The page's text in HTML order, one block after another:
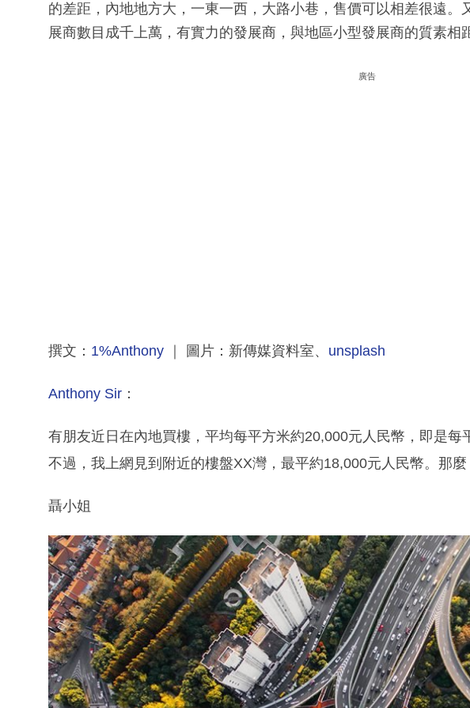
的差距，內地地方大，一東一西，大路小巷，售價可以相差很遠。
展商數目成千上萬，有實力的發展商，與地區小型發展商的質素相
廣告
撰文： 1%Anthony ｜ 圖片：新傳媒資料室、 unsplash
Anthony Sir ：
有朋友近日在內地買樓，平均每平方米約20,000元人民幣，即是每
不過，我上網見到附近的樓盤XX灣，最平約18,000元人民幣。那
聶小姐